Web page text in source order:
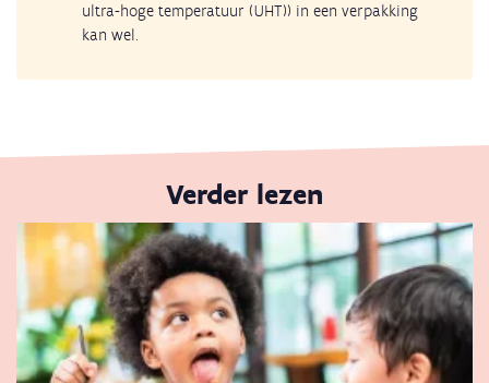
ultra-hoge temperatuur (UHT)) in een verpakking
kan wel.
Verder lezen